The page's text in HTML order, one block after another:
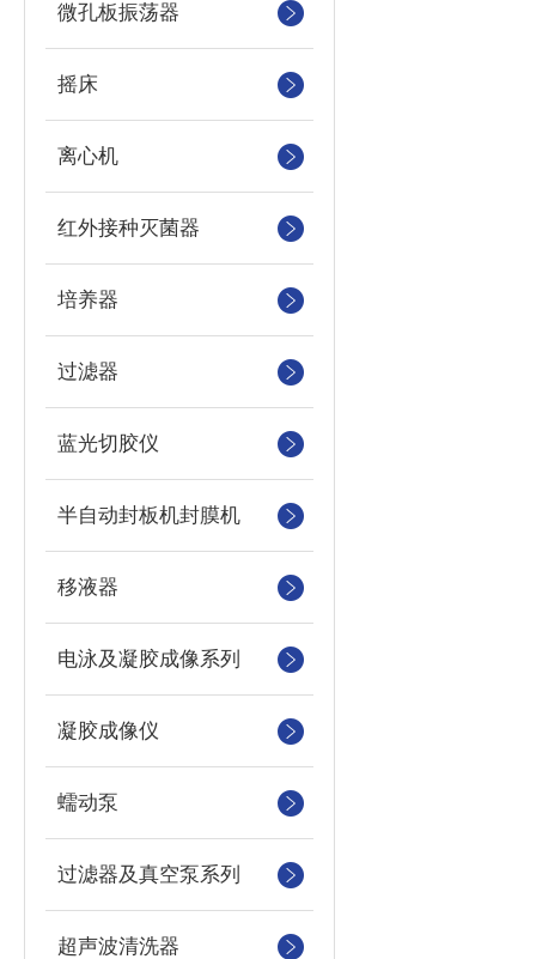
微孔板振荡器
摇床
离心机
红外接种灭菌器
培养器
过滤器
蓝光切胶仪
半自动封板机封膜机
移液器
电泳及凝胶成像系列
凝胶成像仪
蠕动泵
过滤器及真空泵系列
超声波清洗器